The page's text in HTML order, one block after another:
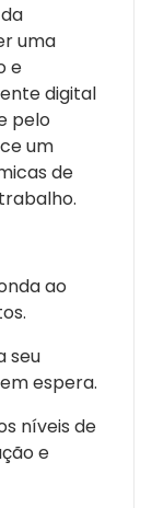
da
uma
e
digital
pelo
um
de
ao
seu
espera.
níveis de
e